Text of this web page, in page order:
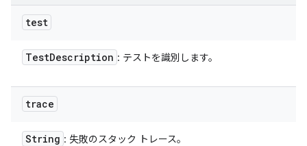
test
TestDescription : テストを識別します。
trace
String : 失敗のスタック トレース。